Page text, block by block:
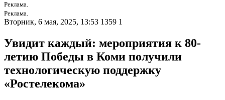
Реклама.
Реклама.
Вторник, 6 мая, 2025, 13:53 1359 1
Увидит каждый: мероприятия к 80-
летию Победы в Коми получили
технологическую поддержку
«Ростелекома»